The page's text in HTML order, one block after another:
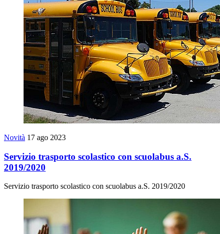
Novità 17 ago 2023
Servizio trasporto scolastico con scuolabus a.S.
2019/2020
Servizio trasporto scolastico con scuolabus a.S. 2019/2020